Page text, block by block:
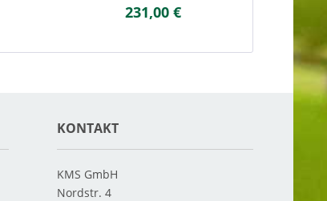
231,00 €
KONTAKT
KMS GmbH
Nordstr. 4